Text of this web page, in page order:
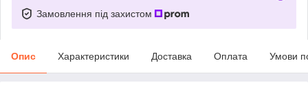
Замовлення під захистом
Опис Характеристики Доставка Оплата Умови